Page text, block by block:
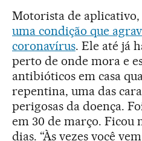
Motorista de aplicativo,
uma condição que
coronavírus. Ele até já
perto de onde mora e
antibióticos em casa
repentina, uma das
perigosas da doença.
em 30 de março. Ficou
dias. “Às vezes você